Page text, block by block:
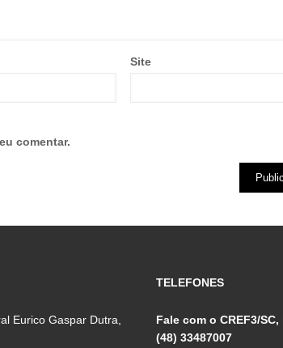
Site
comentar.
Eurico Gaspar Dutra,
TELEFONES
Fale com o CREF3/
(48) 33487007